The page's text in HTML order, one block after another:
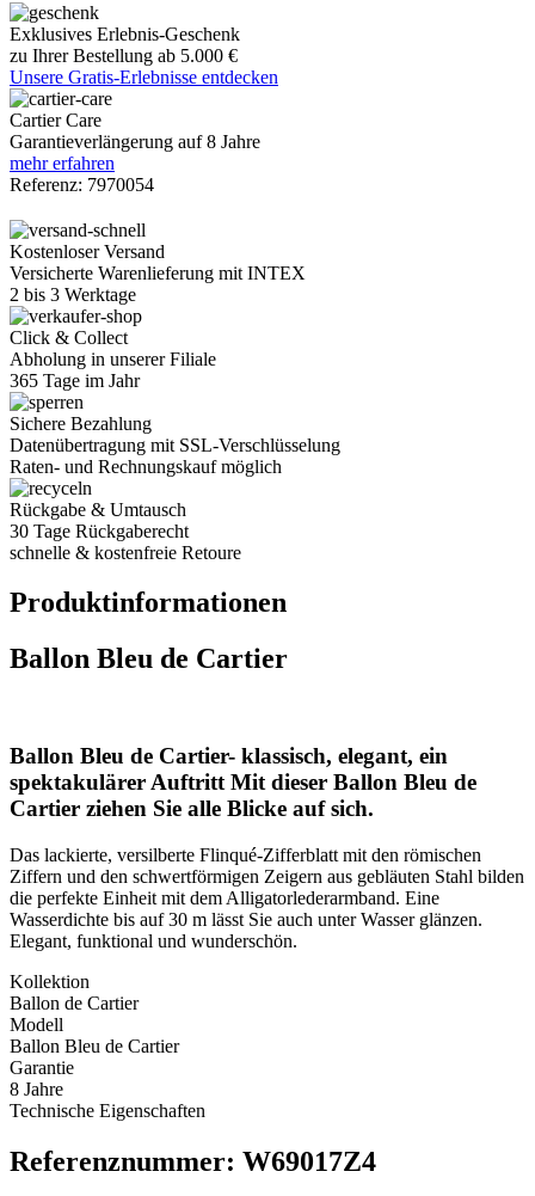
Exklusives Erlebnis-Geschenk
zu Ihrer Bestellung ab 5.000 €
Unsere Gratis-Erlebnisse entdecken
Cartier Care
Garantieverlängerung auf 8 Jahre
mehr erfahren
Referenz: 7970054
Kostenloser Versand
Versicherte Warenlieferung mit INTEX
2 bis 3 Werktage
Click & Collect
Abholung in unserer Filiale
365 Tage im Jahr
Sichere Bezahlung
Datenübertragung mit SSL-Verschlüsselung
Raten- und Rechnungskauf möglich
Rückgabe & Umtausch
30 Tage Rückgaberecht
schnelle & kostenfreie Retoure
Produktinformationen
Ballon Bleu de Cartier
Ballon Bleu de Cartier- klassisch, elegant, ein
spektakulärer Auftritt Mit dieser Ballon Bleu de
Cartier ziehen Sie alle Blicke auf sich.
Das lackierte, versilberte Flinqué-Zifferblatt mit den römischen
Ziffern und den schwertförmigen Zeigern aus gebläuten Stahl bilden
die perfekte Einheit mit dem Alligatorlederarmband. Eine
Wasserdichte bis auf 30 m lässt Sie auch unter Wasser glänzen.
Elegant, funktional und wunderschön.
Kollektion
Ballon de Cartier
Modell
Ballon Bleu de Cartier
Garantie
8 Jahre
Technische Eigenschaften
Referenznummer: W69017Z4